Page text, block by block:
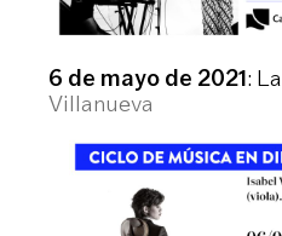
6 de mayo de 2021: La
Villanueva